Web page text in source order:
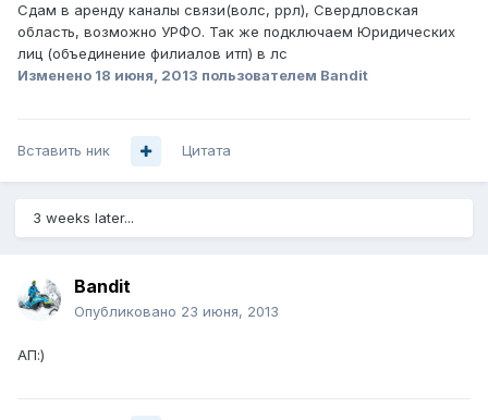
Сдам в аренду каналы связи(волс, ррл), Свердловская
область, возможно УРФО. Так же подключаем Юридических
лиц (объединение филиалов итп) в лс
Изменено 18 июня, 2013 пользователем Bandit
Вставить ник Цитата
3 weeks later...
Bandit
Опубликовано 23 июня, 2013
АП:)